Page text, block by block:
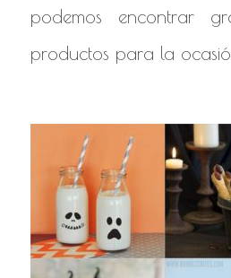
podemos encontrar
productos para la